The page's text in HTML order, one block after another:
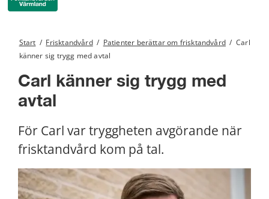
Start / Frisktandvård / Patienter berättar om frisktandvård / Carl
känner sig trygg med avtal
Carl känner sig trygg med
avtal
För Carl var tryggheten avgörande när
frisktandvård kom på tal.